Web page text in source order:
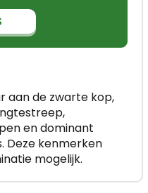
aan de zwarte kop,
en dominant
Deze kenmerken
mogelijk.